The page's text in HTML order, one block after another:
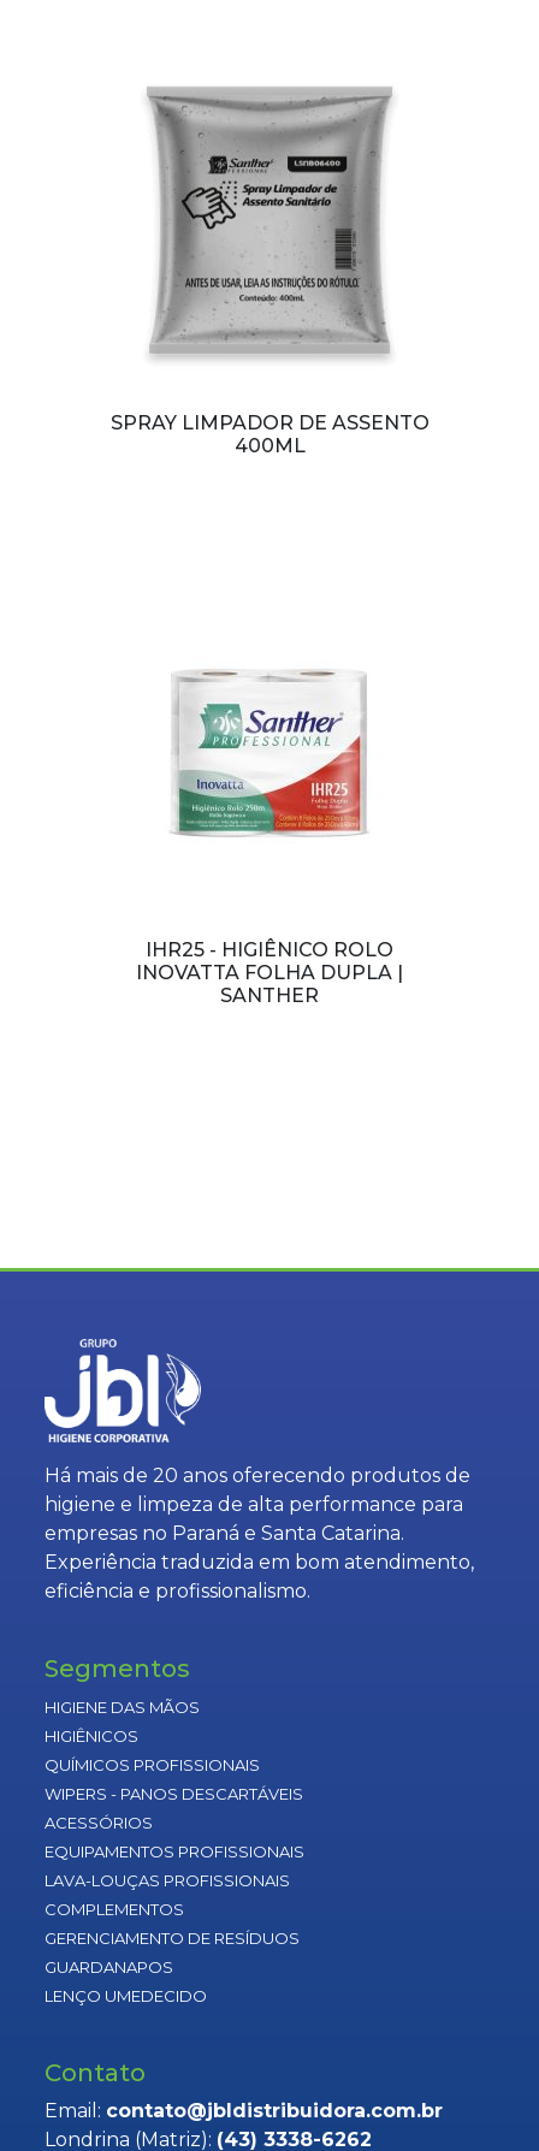
SPRAY LIMPADOR DE ASSENTO
400ML
IHR25 - HIGIÊNICO ROLO
INOVATTA FOLHA DUPLA |
SANTHER
Há mais de 20 anos oferecendo produtos de
higiene e limpeza de alta performance para
empresas no Paraná e Santa Catarina.
Experiência traduzida em bom atendimento,
eficiência e profissionalismo.
Segmentos
HIGIENE DAS MÃOS
HIGIÊNICOS
QUÍMICOS PROFISSIONAIS
WIPERS - PANOS DESCARTÁVEIS
ACESSÓRIOS
EQUIPAMENTOS PROFISSIONAIS
LAVA-LOUÇAS PROFISSIONAIS
COMPLEMENTOS
GERENCIAMENTO DE RESÍDUOS
GUARDANAPOS
LENÇO UMEDECIDO
Contato
Email: contato@jbldistribuidora.com.br
Londrina (Matriz): (43) 3338-6262